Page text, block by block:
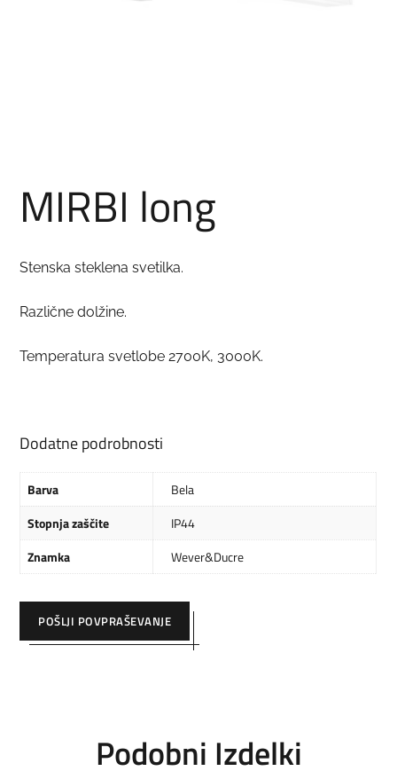
MIRBI long
Stenska steklena svetilka.
Različne dolžine.
Temperatura svetlobe 2700K, 3000K.
Dodatne podrobnosti
Barva
Bela
Stopnja zaščite
IP44
Znamka
Wever&Ducre
POŠLJI POVPRAŠEVANJE
Podobni Izdelki